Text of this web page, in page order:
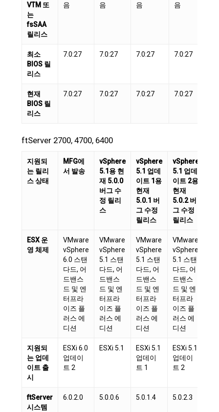
VTM 또
는
fsSAA
릴리스
음
음
음
음
최소
BIOS 릴
리스
7.0:27 7.0:27 7.0:27 7.0:27
현재
BIOS 릴
리스
7.0:27 7.0:27 7.0:27 7.0:27
ftServer 2700, 4700, 6400
지원되
는 릴리
스 상태
MFG에
서 발송
vSphere
5.1용 현
재 5.0.0
버그 수
정 릴리
스
vSphere
5.1 업데
이트 1용
현재
5.0.1 버
그 수정
릴리스
vSphere
5.1 업데
이트 2용
현재
5.0.2 버
그 수정
릴리스
ESX 운
영 체제
VMware
vSphere
6.0 스탠
다드, 어
드밴스
드 및 엔
터프라
이즈 플
러스 에
디션
VMware
vSphere
5.1 스탠
다드, 어
드밴스
드 및 엔
터프라
이즈 플
러스 에
디션
VMware
vSphere
5.1 스탠
다드, 어
드밴스
드 및 엔
터프라
이즈 플
러스 에
디션
VMware
vSphere
5.1 스탠
다드, 어
드밴스
드 및 엔
터프라
이즈 플
러스 에
디션
지원되
는 업데
이트 출
시
ESXi 6.0
업데이
트 2
ESXi 5.1
ESXi 5.1
업데이
트 1
ESXi 5.1
업데이
트 2
ftServer
시스템
6.0.2.0 5.0.0.6 5.0.1.4 5.0.2.3